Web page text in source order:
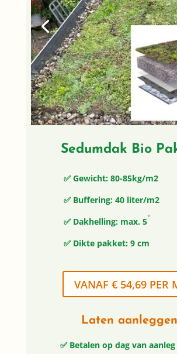
Sedumdak Bio
✅ Gewicht: 80-85kg/m2
✅ Buffering: 40 liter/m2
✅ Dakhelling: max. 5
◦
✅ Dikte pakket: 9 cm
VANAF € 54,69 PER
Laten
✅ Betalen op dag van aanleg